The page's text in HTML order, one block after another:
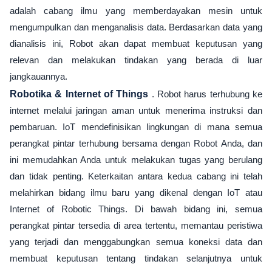
adalah cabang ilmu yang memberdayakan mesin untuk
mengumpulkan dan menganalisis data. Berdasarkan data yang
dianalisis ini, Robot akan dapat membuat keputusan yang
relevan dan melakukan tindakan yang berada di luar
jangkauannya.
Robotika & Internet of Things . Robot harus terhubung ke
internet melalui jaringan aman untuk menerima instruksi dan
pembaruan. IoT mendefinisikan lingkungan di mana semua
perangkat pintar terhubung bersama dengan Robot Anda, dan
ini memudahkan Anda untuk melakukan tugas yang berulang
dan tidak penting. Keterkaitan antara kedua cabang ini telah
melahirkan bidang ilmu baru yang dikenal dengan IoT atau
Internet of Robotic Things. Di bawah bidang ini, semua
perangkat pintar tersedia di area tertentu, memantau peristiwa
yang terjadi dan menggabungkan semua koneksi data dan
membuat keputusan tentang tindakan selanjutnya untuk